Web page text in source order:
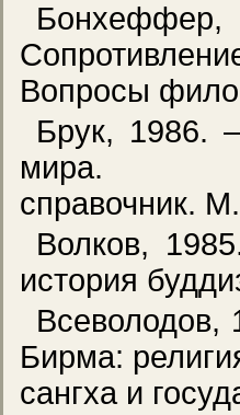
Вопросы
Брук, 1986.
мира.
справочник.
Волков,
история
Бирма:
сангха и